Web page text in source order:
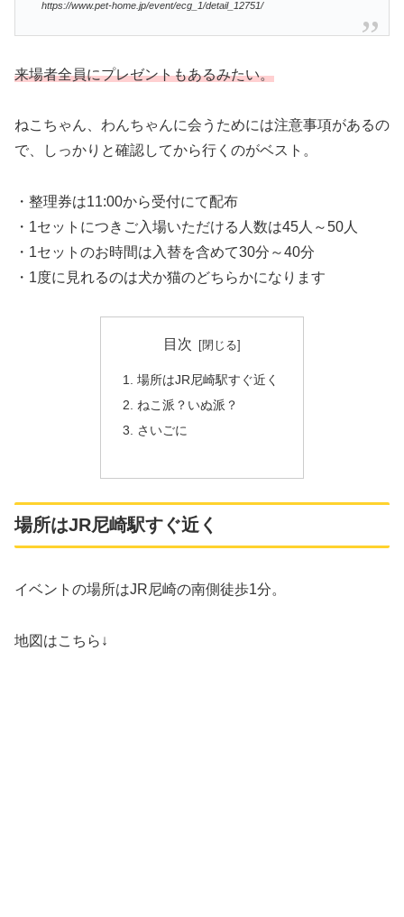
https://www.pet-home.jp/event/ecg_1/detail_12751/
来場者全員にプレゼントもあるみたい。
ねこちゃん、わんちゃんに会うためには注意事項があるの
で、しっかりと確認してから行くのがベスト。
・整理券は11:00から受付にて配布
・1セットにつきご入場いただける人数は45人～50人
・1セットのお時間は入替を含めて30分～40分
・1度に見れるのは犬か猫のどちらかになります
目次
場所はJR尼崎駅すぐ近く
ねこ派？いぬ派？
さいごに
場所はJR尼崎駅すぐ近く
イベントの場所はJR尼崎の南側徒歩1分。
地図はこちら↓